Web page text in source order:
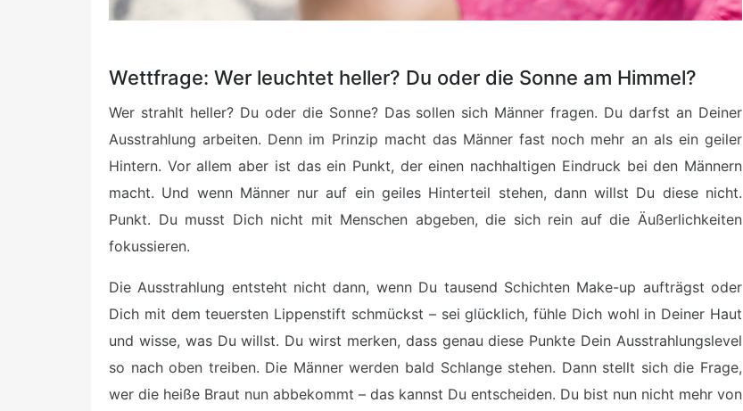
Wettfrage: Wer leuchtet heller? Du oder die Sonne am Himmel?
Wer strahlt heller? Du oder die Sonne? Das sollen sich Männer fragen. Du darfst an Deiner
Ausstrahlung arbeiten. Denn im Prinzip macht das Männer fast noch mehr an als ein geiler
Hintern. Vor allem aber ist das ein Punkt, der einen nachhaltigen Eindruck bei den Männern
macht. Und wenn Männer nur auf ein geiles Hinterteil stehen, dann willst Du diese nicht.
Punkt. Du musst Dich nicht mit Menschen abgeben, die sich rein auf die Äußerlichkeiten
fokussieren.
Die Ausstrahlung entsteht nicht dann, wenn Du tausend Schichten Make-up aufträgst oder
Dich mit dem teuersten Lippenstift schmückst – sei glücklich, fühle Dich wohl in Deiner Haut
und wisse, was Du willst. Du wirst merken, dass genau diese Punkte Dein Ausstrahlungslevel
so nach oben treiben. Die Männer werden bald Schlange stehen. Dann stellt sich die Frage,
wer die heiße Braut nun abbekommt – das kannst Du entscheiden. Du bist nun nicht mehr von